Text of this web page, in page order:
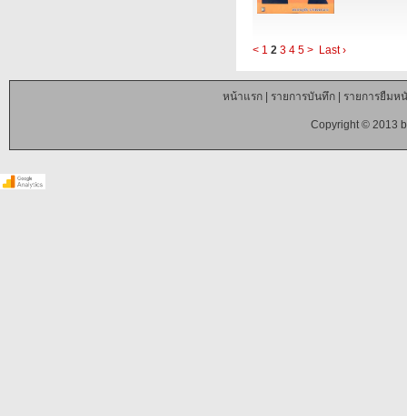
< 1 2 3 4 5 > Last ›
หน้าแรก| รายการบันทึก| รายการยืมห
Copyright © 2013